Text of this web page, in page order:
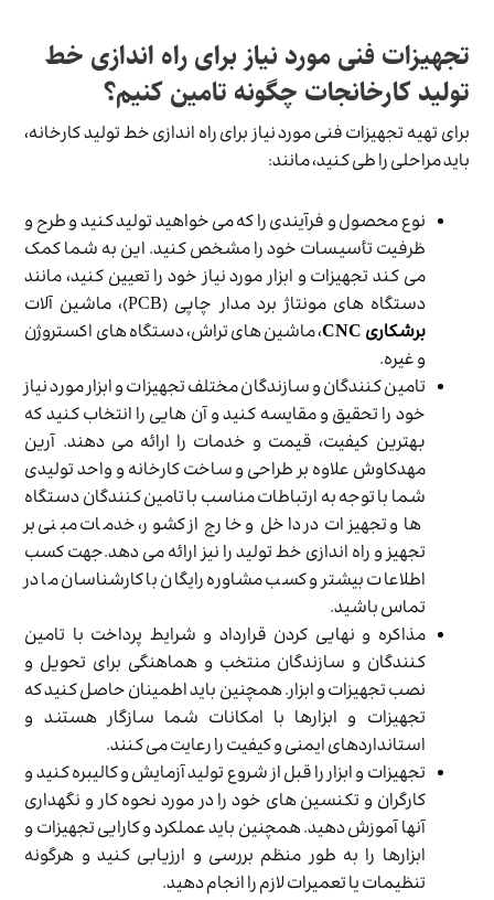
تجهیزات فنی مورد نیاز برای راه اندازی خط
تولید کارخانجات چگونه تامین کنیم؟
برای تهیه تجهیزات فنی مورد نیاز برای راه اندازی خط تولید کارخانه،
باید مراحلی را طی کنید، مانند:
نوع محصول و فرآیندی را که می خواهید تولید کنید و طرح و
ظرفیت تأسیسات خود را مشخص کنید. این به شما کمک
می کند تجهیزات و ابزار مورد نیاز خود را تعیین کنید، مانند
دستگاه های مونتاژ برد مدار چاپی (PCB)، ماشین آلات
برشکاری CNC
، ماشین های تراش، دستگاه های اکستروژن
و غیره.
تامین کنندگان و سازندگان مختلف تجهیزات و ابزار مورد نیاز
خود را تحقیق و مقایسه کنید و آن هایی را انتخاب کنید که
بهترین کیفیت، قیمت و خدمات را ارائه می دهند. آرین
مهدکاوش علاوه بر طراحی و ساخت کارخانه و واحد تولیدی
شما با توجه به ارتباطات مناسب با تامین کنندگان دستگاه
ها و تجهیزات در داخل و خارج از کشور، خدمات مبنی بر
تجهیز و راه اندازی خط تولید را نیز ارائه می دهد.جهت کسب
اطلاعات بیشتر و کسب مشاوره رایگان با کارشناسان ما در
تماس باشید.
مذاکره و نهایی کردن قرارداد و شرایط پرداخت با تامین
کنندگان و سازندگان منتخب و هماهنگی برای تحویل و
نصب تجهیزات و ابزار. همچنین باید اطمینان حاصل کنید که
تجهیزات و ابزارها با امکانات شما سازگار هستند و
استانداردهای ایمنی و کیفیت را رعایت می کنند.
تجهیزات و ابزار را قبل از شروع تولید آزمایش و کالیبره کنید و
کارگران و تکنسین های خود را در مورد نحوه کار و نگهداری
آنها آموزش دهید. همچنین باید عملکرد و کارایی تجهیزات و
ابزارها را به طور منظم بررسی و ارزیابی کنید و هرگونه
تنظیمات یا تعمیرات لازم را انجام دهید.